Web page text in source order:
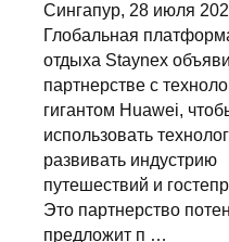
Сингапур, 28 июля
Глобальная
отдыха Staynex
партнерстве с
гигантом Huawei,
использовать
развивать индустрию
путешествий и
Это партнерство
предложит п …